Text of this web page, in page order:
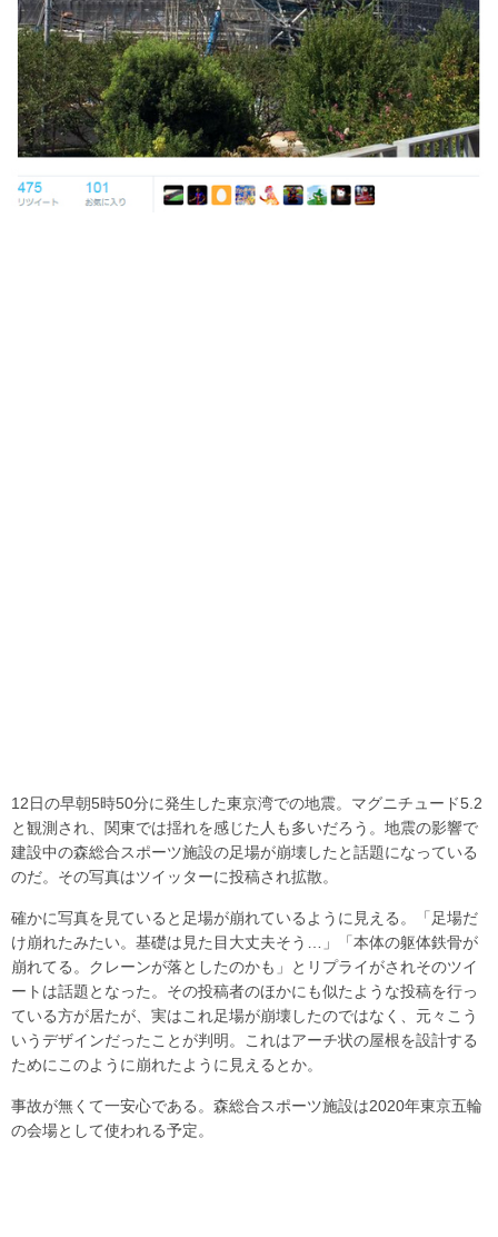
12日の早朝5時50分に発生した東京湾での地震。マグニチュード5.2
と観測され、関東では揺れを感じた人も多いだろう。地震の影響で
建設中の森総合スポーツ施設の足場が崩壊したと話題になっている
のだ。その写真はツイッターに投稿され拡散。
確かに写真を見ていると足場が崩れているように見える。「足場だ
け崩れたみたい。基礎は見た目大丈夫そう…」「本体の躯体鉄骨が
崩れてる。クレーンが落としたのかも」とリプライがされそのツイ
ートは話題となった。その投稿者のほかにも似たような投稿を行っ
ている方が居たが、実はこれ足場が崩壊したのではなく、元々こう
いうデザインだったことが判明。これはアーチ状の屋根を設計する
ためにこのように崩れたように見えるとか。
事故が無くて一安心である。森総合スポーツ施設は2020年東京五輪
の会場として使われる予定。